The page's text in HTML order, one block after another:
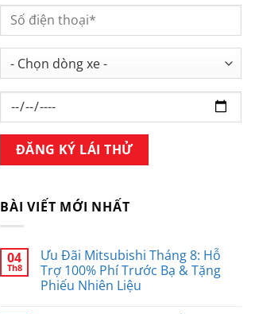
BÀI VIẾT MỚI NHẤT
04
Th8
Ưu Đãi Mitsubishi Tháng 8: Hỗ
Trợ 100% Phí Trước Bạ & Tặng
Phiếu Nhiên Liệu